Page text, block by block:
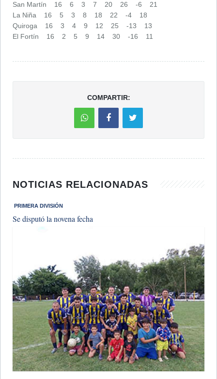
San Martín 16 6 3 7 20 26 -6 21
La Niña 16 5 3 8 18 22 -4 18
Quiroga 16 3 4 9 12 25 -13 13
El Fortín 16 2 5 9 14 30 -16 11
COMPARTIR:
NOTICIAS RELACIONADAS
​ PRIMERA DIVISIÓN
Se disputó la novena fecha